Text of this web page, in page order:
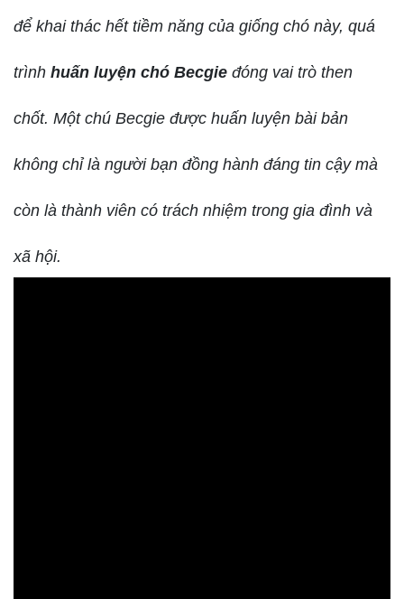
để khai thác hết tiềm năng của giống chó này, quá
trình huấn luyện chó Becgie đóng vai trò then
chốt. Một chú Becgie được huấn luyện bài bản
không chỉ là người bạn đồng hành đáng tin cậy mà
còn là thành viên có trách nhiệm trong gia đình và
xã hội.